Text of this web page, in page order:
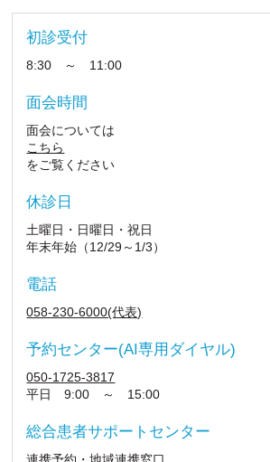
初診受付
8:30 ～ 11:00
面会時間
面会については
こちら
をご覧ください
休診日
土曜日・日曜日・祝日
年末年始（12/29～1/3）
電話
058-230-6000(代表)
予約センター(AI専用ダイヤル)
050-1725-3817
平日 9:00 ～ 15:00
総合患者サポートセンター